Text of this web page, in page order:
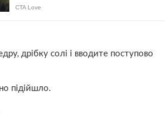
дрібку солі і вводите поступово
підійшло.